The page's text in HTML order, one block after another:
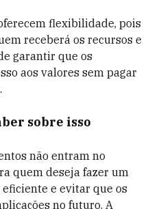
flexibilidade, pois
receberá os recursos e
garantir que os
aos valores sem pagar
sobre isso
não entram no
quem deseja fazer um
e evitar que os
no futuro. A